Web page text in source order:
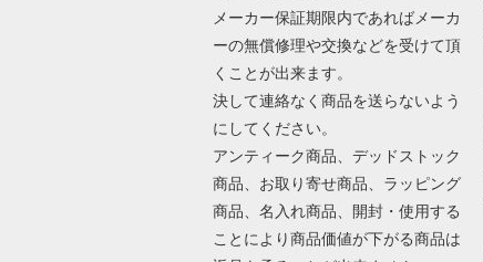
メーカー保証期限内であればメーカ
ーの無償修理や交換などを受けて頂
くことが出来ます。
決して連絡なく商品を送らないよう
にしてください。
アンティーク商品、デッドストック
商品、お取り寄せ商品、ラッピング
商品、名入れ商品、開封・使用する
ことにより商品価値が下がる商品は